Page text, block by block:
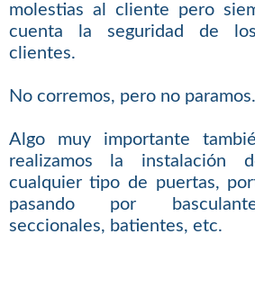
molestias al cliente pero
cuenta la seguridad de
clientes.
No corremos, pero no paramos.
Algo muy importante
realizamos la instalación
cualquier tipo de puertas,
pasando por
seccionales, batientes, etc.